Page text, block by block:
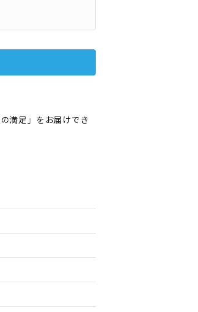
満足」をお届けでき